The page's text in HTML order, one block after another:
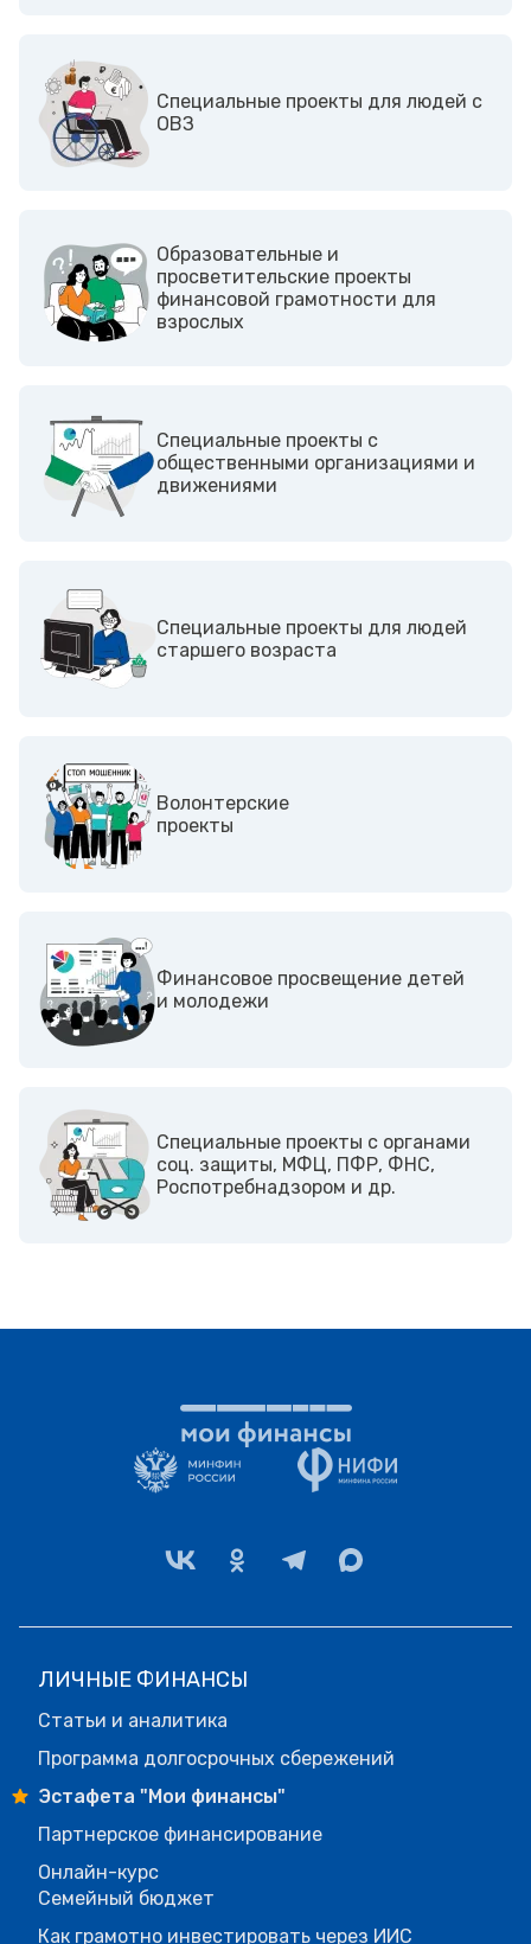
Cпециальные проекты для людей с
ОВЗ
Образовательные и
просветительские проекты
финансовой грамотности для
взрослых
Cпециальные проекты с
общественными организациями и
движениями
Специальные проекты для людей
старшего возраста
Волонтерские
проекты
Финансовое просвещение детей
и молодежи
Cпециальные проекты с органами
соц. защиты, МФЦ, ПФР, ФНС,
Роспотребнадзором и др.
ЛИЧНЫЕ ФИНАНСЫ
Статьи и аналитика
Программа долгосрочных сбережений
Эстафета "Мои финансы"
Партнерское финансирование
Онлайн-курс
Семейный бюджет
Как грамотно инвестировать через ИИС